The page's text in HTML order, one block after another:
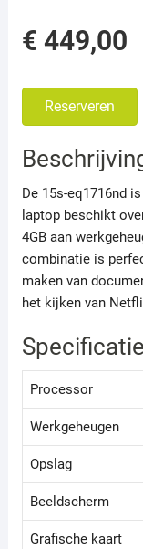
€ 449,00
Reserveren
De 15s-eq1716nd
laptop beschikt
4GB aan
combinatie is
maken van
het kijken van
Processor
Werkgeheugen
Opslag
Beeldscherm
Grafische kaart